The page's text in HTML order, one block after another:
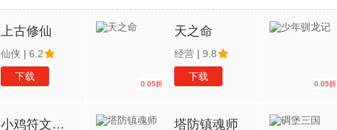
上古修仙
仙侠 | 6.2
下载
0.05折
天之命
经营 | 9.8
下载
0.05折
小鸡符文战争 塔防镇魂师